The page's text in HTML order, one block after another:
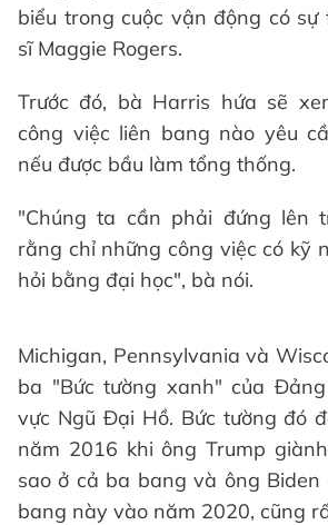
biểu trong cuộc vận động có
sĩ Maggie Rogers.
Trước đó, bà Harris hứa sẽ
công việc liên bang nào yêu
nếu được bầu làm tổng thống.
"Chúng ta cần phải đứng lên
rằng chỉ những công việc có kỹ
hỏi bằng đại học", bà nói.
Michigan, Pennsylvania và
ba "Bức tường xanh" của
vực Ngũ Đại Hồ. Bức tường đó
năm 2016 khi ông Trump
sao ở cả ba bang và ông
bang này vào năm 2020, cũng